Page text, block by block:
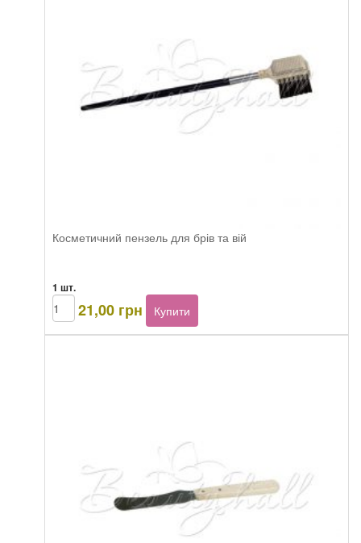
Косметичний пензель для брів та вій
1 шт.
21,00 грн
Кисть
для
бровей
Купити